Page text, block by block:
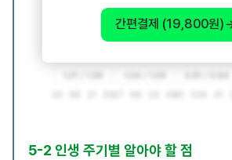
간편결제 (19,800원)
5-2 인생 주기별 알아야 할 점